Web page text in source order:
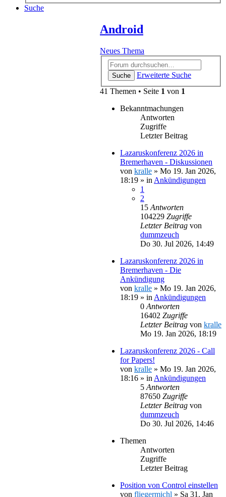
Suche
Android
Neues Thema
Suche
Erweiterte Suche
41 Themen • Seite 1 von 1
Bekanntmachungen
Antworten
Zugriffe
Letzter Beitrag
Lazaruskonferenz 2026 in
Bremerhaven - Diskussionen
von kralle » Mo 19. Jan 2026,
18:19 » in Ankündigungen
1
2
15 Antworten
104229 Zugriffe
Letzter Beitrag von
dummzeuch
Do 30. Jul 2026, 14:49
Lazaruskonferenz 2026 in
Bremerhaven - Die
Ankündigung
von kralle » Mo 19. Jan 2026,
18:19 » in Ankündigungen
0 Antworten
16402 Zugriffe
Letzter Beitrag von kralle
Mo 19. Jan 2026, 18:19
Lazaruskonferenz 2026 - Call
for Papers!
von kralle » Mo 19. Jan 2026,
18:16 » in Ankündigungen
5 Antworten
87650 Zugriffe
Letzter Beitrag von
dummzeuch
Do 30. Jul 2026, 14:46
Themen
Antworten
Zugriffe
Letzter Beitrag
Position von Control einstellen
von fliegermichl » Sa 31. Jan